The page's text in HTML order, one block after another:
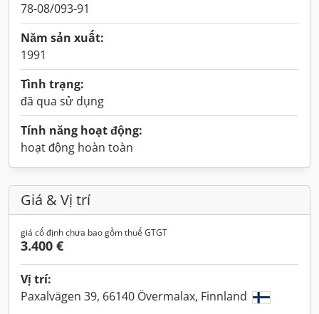
78-08/093-91
Năm sản xuất:
1991
Tình trạng:
đã qua sử dụng
Tính năng hoạt động:
hoạt động hoàn toàn
Giá & Vị trí
giá cố định chưa bao gồm thuế GTGT
3.400 €
Vị trí:
Paxalvägen 39, 66140 Övermalax, Finnland